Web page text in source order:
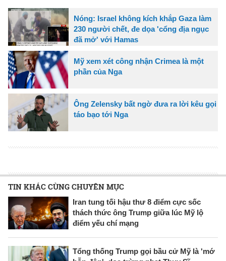
Nóng: Israel không kích khắp Gaza làm
230 người chết, đe dọa 'cổng địa ngục
đã mở' với Hamas
Mỹ xem xét công nhận Crimea là một
phần của Nga
Ông Zelensky bất ngờ đưa ra lời kêu gọi
táo bạo tới Nga
TIN KHÁC CÙNG CHUYÊN MỤC
Iran tung tối hậu thư 8 điểm cực sốc
thách thức ông Trump giữa lúc Mỹ lộ
điểm yếu chí mạng
Tổng thống Trump gọi bầu cử Mỹ là 'mớ